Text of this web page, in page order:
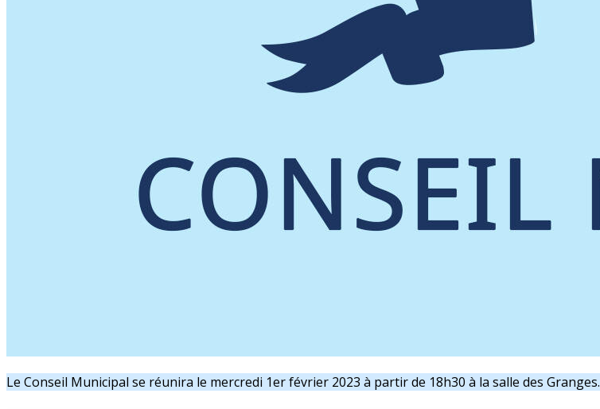
Le Conseil Municipal se réunira le mercredi 1er février 2023 à partir de 18h30 à la salle des Granges.